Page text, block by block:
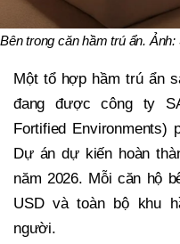
Bên trong căn hầm trú ẩn. Ảnh:
Một tổ hợp hầm trú ẩn
đang được công ty
Fortified Environments)
Dự án dự kiến hoàn
năm 2026. Mỗi căn hộ
USD và toàn bộ khu
người.